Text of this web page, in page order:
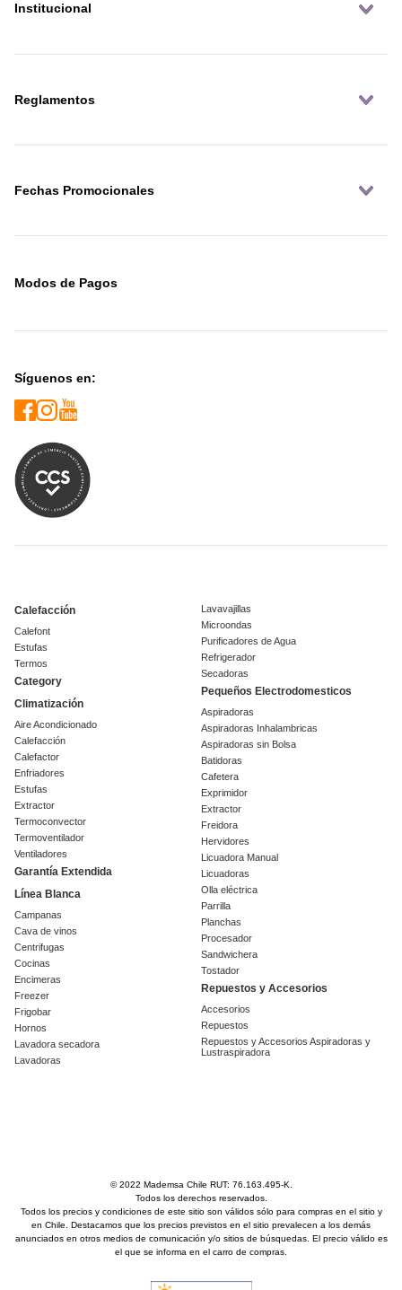
Institucional
Reglamentos
Fechas Promocionales
Modos de Pagos
Síguenos en:
Calefacción
Calefont
Estufas
Termos
Category
Climatización
Aire Acondicionado
Calefacción
Calefactor
Enfriadores
Estufas
Extractor
Termoconvector
Termoventilador
Ventiladores
Garantía Extendida
Línea Blanca
Campanas
Cava de vinos
Centrifugas
Cocinas
Encimeras
Freezer
Frigobar
Hornos
Lavadora secadora
Lavadoras
Lavavajillas
Microondas
Purificadores de Agua
Refrigerador
Secadoras
Pequeños Electrodomesticos
Aspiradoras
Aspiradoras Inhalambricas
Aspiradoras sin Bolsa
Batidoras
Cafetera
Exprimidor
Extractor
Freidora
Hervidores
Licuadora Manual
Licuadoras
Olla eléctrica
Parrilla
Planchas
Procesador
Sandwichera
Tostador
Repuestos y Accesorios
Accesorios
Repuestos
Repuestos y Accesorios Aspiradoras y
Lustraspiradora
© 2022 Mademsa Chile RUT: 76.163.495-K.
Todos los derechos reservados.
Todos los precios y condiciones de este sitio son válidos sólo para compras en el sitio y
en Chile. Destacamos que los precios previstos en el sitio prevalecen a los demás
anunciados en otros medios de comunicación y/o sitios de búsquedas. El precio válido es
el que se informa en el carro de compras.